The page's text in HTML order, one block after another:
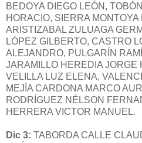
BEDOYA DIEGO LEÓN,
HORACIO, SIERRA
ARISTIZABAL ZULUAGA
LÓPEZ GILBERTO, CASTRO
ALEJANDRO, PULGARÍN
JARAMILLO HEREDIA JORGE
VELILLA LUZ ELENA,
MEJÍA CARDONA MARCO
RODRÍGUEZ NÉLSON
HERRERA VICTOR MANUEL.
Dic 3: TABORDA CALLE